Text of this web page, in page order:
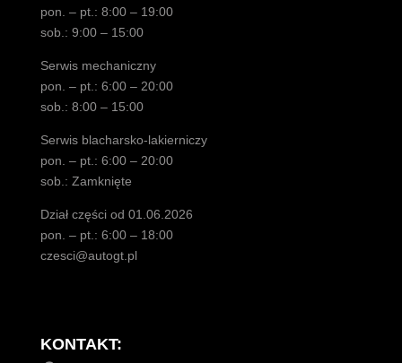
pon. – pt.: 8:00 – 19:00
sob.: 9:00 – 15:00
Serwis mechaniczny
pon. – pt.: 6:00 – 20:00
sob.: 8:00 – 15:00
Serwis blacharsko-lakierniczy
pon. – pt.: 6:00 – 20:00
sob.: Zamknięte
Dział części od 01.06.2026
pon. – pt.: 6:00 – 18:00
czesci@autogt.pl
KONTAKT: